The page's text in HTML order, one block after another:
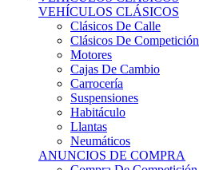
VEHÍCULOS CLÁSICOS
Clásicos De Calle
Clásicos De Competición
Motores
Cajas De Cambio
Carrocería
Suspensiones
Habitáculo
Llantas
Neumáticos
ANUNCIOS DE COMPRA